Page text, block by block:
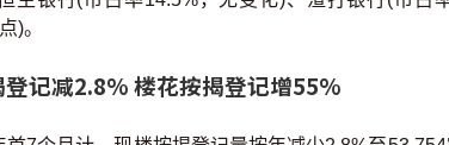
)。
记减2.8% 楼花按揭登记增55%